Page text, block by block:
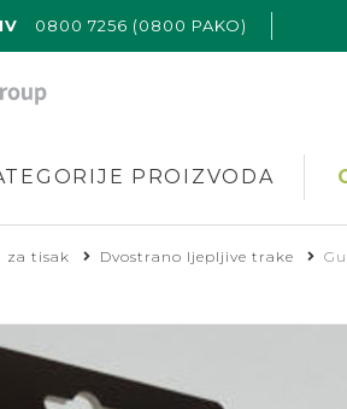
0800 7256 (0800 PAKO)
PROIZVODA
za tisak Dvostrano ljepljive trake